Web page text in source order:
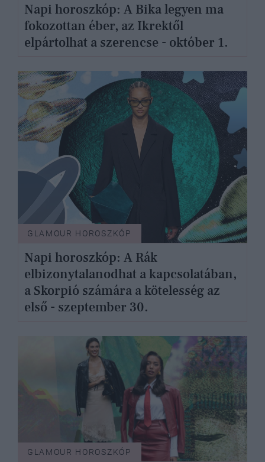
Napi horoszkóp: A Bika legyen ma
fokozottan éber, az Ikrektől
elpártolhat a szerencse - október 1.
GLAMOUR HOROSZKÓP
Napi horoszkóp: A Rák
elbizonytalanodhat a kapcsolatában,
a Skorpió számára a kötelesség az
első - szeptember 30.
GLAMOUR HOROSZKÓP